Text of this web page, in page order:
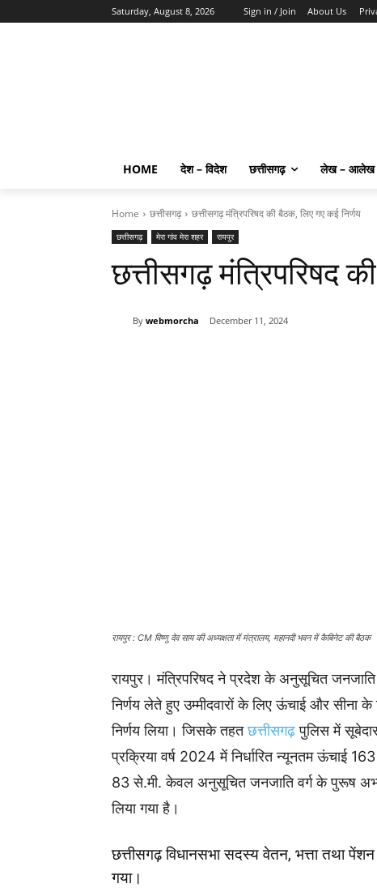
Saturday, August 8, 2026 Sign in / Join About Us
HOME देश – विदेश छत्तीसगढ़ लेख – आलेख
Home छत्तीसगढ़ छत्तीसगढ़ मंत्रिपरिषद की बैठक, लिए गए कई निर्णय
छत्तीसगढ़ मेरा गांव मेरा शहर रायपुर
छत्तीसगढ़ मंत्रिपरिषद
By webmorcha December 11, 2024
रायपुर : CM विष्णु देव साय की अध्यक्षता में मंत्रालय, महानदी भवन में कैबिनेट की बैठक
रायपुर। मंत्रिपरिषद ने प्रदेश के अनुसूचित
निर्णय लेते हुए उम्मीदवारों के लिए ऊंचाई और सीना
निर्णय लिया। जिसके तहतछत्तीसगढ़पुलिस में
प्रक्रिया वर्ष 2024 में निर्धारित न्यूनतम ऊंचाई
83 से.मी. केवल अनुसूचित जनजाति वर्ग के पुरूष
लिया गया है।
छत्तीसगढ़ विधानसभा सदस्य वेतन, भत्ता तथा
गया।